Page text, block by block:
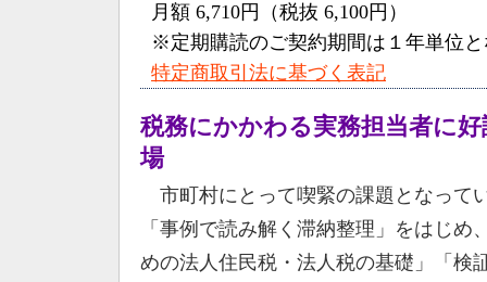
月額 6,710円（税抜 6,100円）
※定期購読のご契約期間は１年単位
特定商取引法に基づく表記
税務にかかわる実務担当者に
場
市町村にとって喫緊の課題となって
「事例で読み解く滞納整理」をはじ
めの法人住民税・法人税の基礎」「